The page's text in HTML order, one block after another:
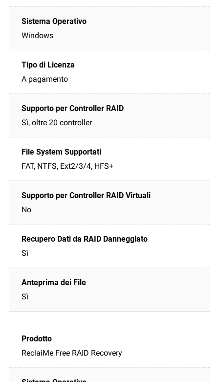
Windows
A pagamento
Sì, oltre 20 controller
FAT, NTFS, Ext2/3/4, HFS+
No
Sì
Sì
ReclaiMe Free RAID Recovery